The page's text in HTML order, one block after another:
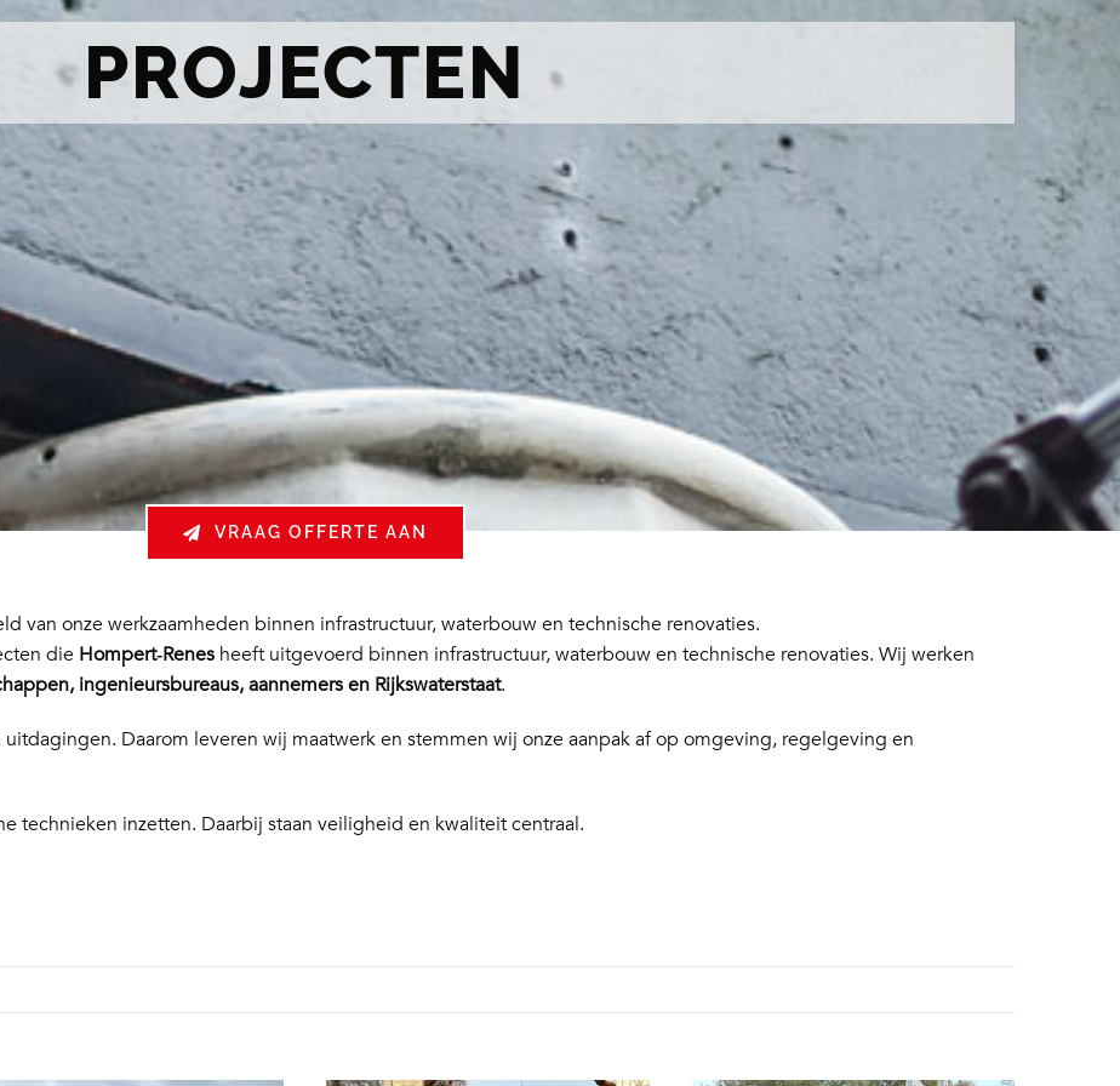
PROJECTEN
VRAAG OFFERTE AAN
van onze werkzaamheden binnen infrastructuur, waterbouw en technische renovaties.
die Hompert‑Renesheeft uitgevoerd binnen infrastructuur, waterbouw en technische renovaties. Wij werken
ingenieursbureaus, aannemers en Rijkswaterstaat.
Daarom leveren wij maatwerk en stemmen wij onze aanpak af op omgeving, regelgeving en
technieken inzetten. Daarbij staan veiligheid en kwaliteit centraal.